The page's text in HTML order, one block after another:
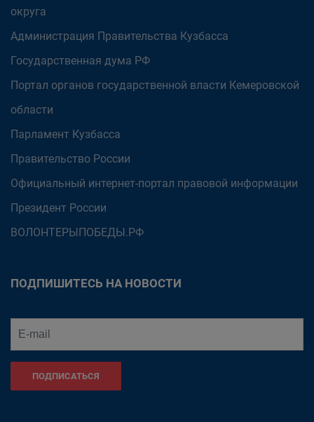
округа
Администрация Правительства Кузбасса
Государственная дума РФ
Портал органов государственной власти Кемеровской
области
Парламент Кузбасса
Правительство России
Официальный интернет-портал правовой информации
Президент России
ВОЛОНТЕРЫПОБЕДЫ.РФ
ПОДПИШИТЕСЬ НА НОВОСТИ
ПОДПИСАТЬСЯ